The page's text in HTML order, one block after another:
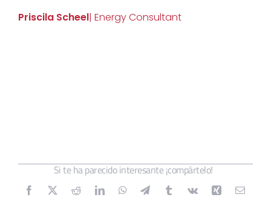
Priscila Scheel| Energy Consultant
Si te ha parecido interesante ¡compártelo!